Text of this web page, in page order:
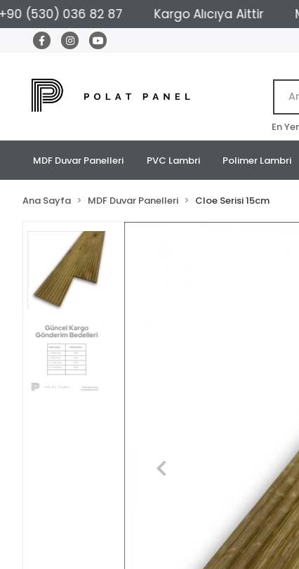
036 82 87 Kargo Alıcıya Aittir
En
MDF Duvar Panelleri PVC Lambri Polimer Lambri
Ana Sayfa MDF Duvar Panelleri Cloe Serisi 15cm